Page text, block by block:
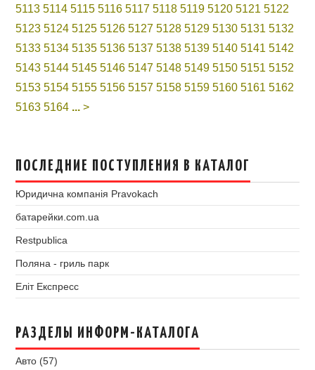
5113 5114 5115 5116 5117 5118 5119 5120 5121 5122
5123 5124 5125 5126 5127 5128 5129 5130 5131 5132
5133 5134 5135 5136 5137 5138 5139 5140 5141 5142
5143 5144 5145 5146 5147 5148 5149 5150 5151 5152
5153 5154 5155 5156 5157 5158 5159 5160 5161 5162
5163 5164 ... >
ПОСЛЕДНИЕ ПОСТУПЛЕНИЯ В КАТАЛОГ
Юридична компанія Pravokach
батарейки.com.ua
Restpublica
Поляна - гриль парк
Еліт Експресс
РАЗДЕЛЫ ИНФОРМ-КАТАЛОГА
Авто (57)